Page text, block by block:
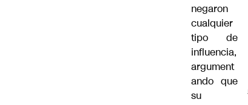
negaron
cualquier
tipo de
influencia,
argument
ando que
su